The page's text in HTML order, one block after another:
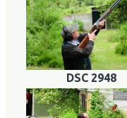
DSC 2948